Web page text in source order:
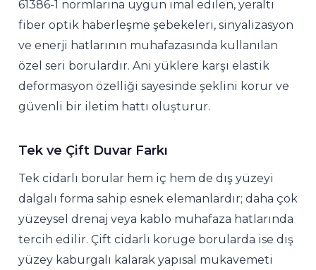
61386-1 normlarına uygun imal edilen, yeraltı
fiber optik haberleşme şebekeleri, sinyalizasyon
ve enerji hatlarının muhafazasında kullanılan
özel seri borulardır. Ani yüklere karşı elastik
deformasyon özelliği sayesinde şeklini korur ve
güvenli bir iletim hattı oluşturur.
Tek ve Çift Duvar Farkı
Tek cidarlı borular hem iç hem de dış yüzeyi
dalgalı forma sahip esnek elemanlardır; daha çok
yüzeysel drenaj veya kablo muhafaza hatlarında
tercih edilir. Çift cidarlı koruge borularda ise dış
yüzey kaburgalı kalarak yapısal mukavemeti